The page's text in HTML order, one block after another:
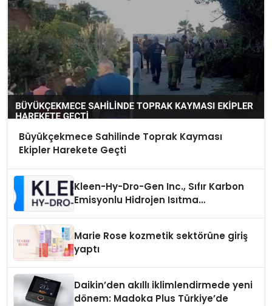
Büyükçekmece Sahilinde Toprak Kayması
Ekipler Harekete Geçti
Kleen-Hy-Dro-Gen Inc., Sıfır Karbon
Emisyonlu Hidrojen Isıtma
Marie Rose kozmetik sektörüne giriş
yaptı
Daikin’den akıllı iklimlendirmede yeni
dönem: Madoka Plus Türkiye’de